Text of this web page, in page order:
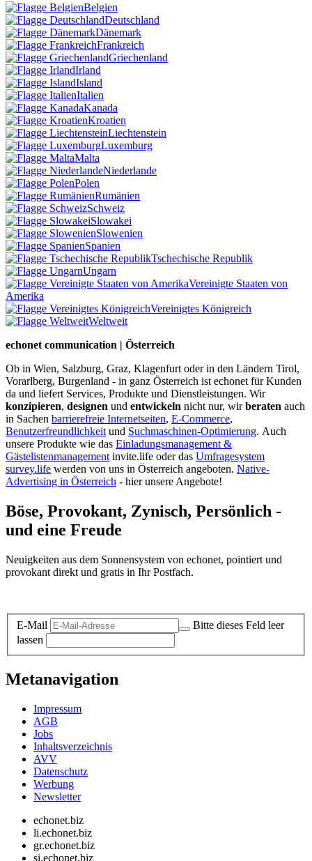
Belgien
Deutschland
Dänemark
Frankreich
Griechenland
Irland
Island
Italien
Kanada
Kroatien
Liechtenstein
Luxemburg
Malta
Niederlande
Polen
Rumänien
Schweiz
Slowakei
Slowenien
Spanien
Tschechische Republik
Ungarn
Vereinigte Staaten von
Amerika
Vereinigtes Königreich
Weltweit
echonet communication | Österreich
Ob in Wien, Salzburg, Graz, Klagenfurt oder in den Ländern Tirol,
Vorarlberg, Burgenland - in ganz Österreich ist echonet für Kunden
da und liefert Services, Produkte und Dienstleistungen. Wir
konzipieren, designen und entwickeln nicht nur, wirberaten auch
in Sachen barrierefreie Internetseiten, E-Commerce,
Benutzerfreundlichkeit und Suchmaschinen-Optimierung. Auch
unsere Produkte wie das Einladungsmanagement &
Gästelistenmanagement invite.life oder das Umfragesystem
survey.life werden von uns in Österreich angeboten. Native-
Advertising in Österreich - hier unsere Angebote!
Böse, Provokant, Zynisch, Persönlich -
und eine Freude
Neuigkeiten aus dem Sonnensystem von echonet, pointiert und
provokant direkt und gratis in Ihr Postfach.
E-Mail
Bitte dieses Feld leer
lassen
Metanavigation
Impressum
AGB
Jobs
Inhaltsverzeichnis
AVV
Datenschutz
Werbung
Newsletter
echonet.biz
li.echonet.biz
gr.echonet.biz
si.echonet.biz